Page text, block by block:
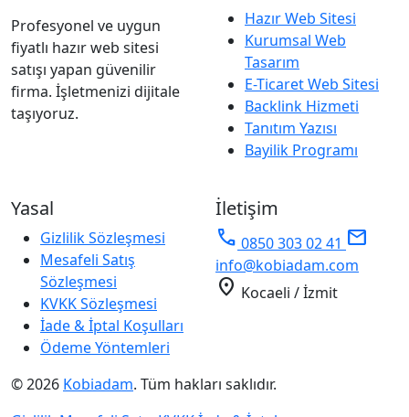
Profesyonel ve uygun
fiyatlı hazır web sitesi
satışı yapan güvenilir
firma. İşletmenizi dijitale
taşıyoruz.
Hazır Web Sitesi
Kurumsal Web
Tasarım
E-Ticaret Web Sitesi
Backlink Hizmeti
Tanıtım Yazısı
Bayilik Programı
Yasal
Gizlilik Sözleşmesi
Mesafeli Satış
Sözleşmesi
KVKK Sözleşmesi
İade & İptal Koşulları
Ödeme Yöntemleri
İletişim
phone 0850 303 02 41 mail
info@kobiadam.com
location_on Kocaeli / İzmit
© 2026 Kobiadam. Tüm hakları saklıdır.